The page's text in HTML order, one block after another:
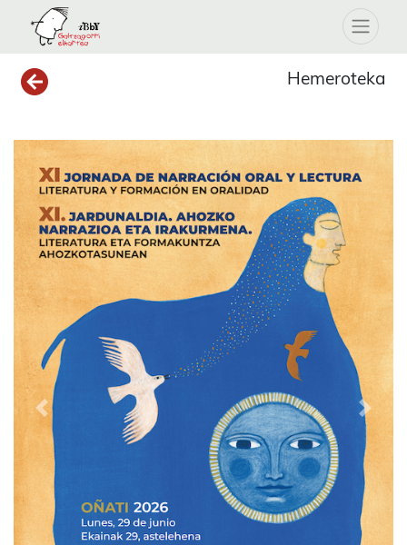
Hemeroteka
Previous Next